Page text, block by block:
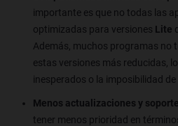
importante es que no todas las
optimizadas para versiones Lite
Además, muchos programas no
estas versiones más reducidas,
inesperados o la imposibilidad
Menos actualizaciones y soporte
tener menos prioridad en